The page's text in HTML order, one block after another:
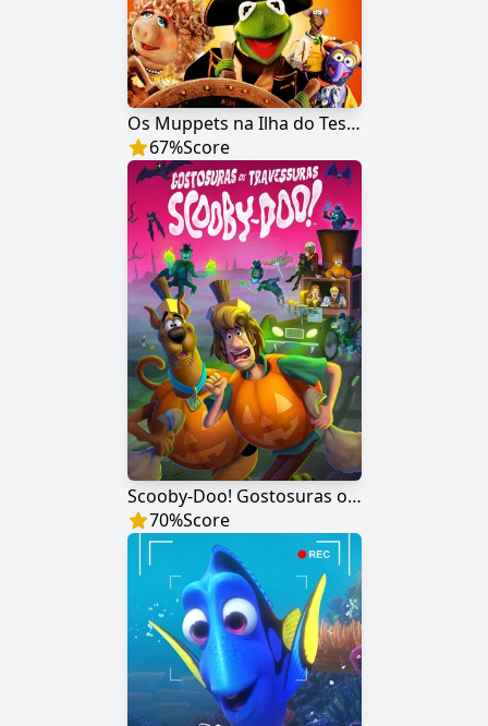
Os Muppets na Ilha do Tesouro
67%Score
Scooby-Doo! Gostosuras ou Travessuras
70%Score